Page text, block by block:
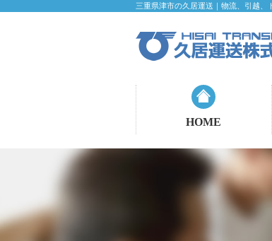
三重県津市の久居運送｜物流、引越
HOME